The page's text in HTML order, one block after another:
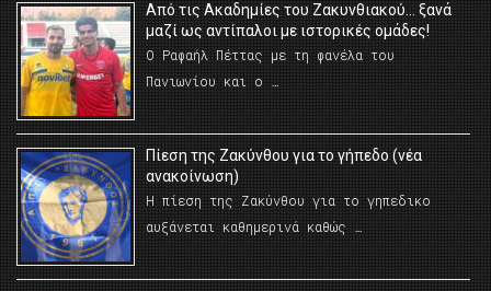
Από τις Ακαδημίες του Ζακυνθιακού… ξανά
μαζί ως αντίπαλοι με ιστορικές ομάδες!
Ο Ραφαήλ Πέττας με τη φανέλα του
Πανιωνίου και ο …
Πίεση της Ζακύνθου για το γήπεδο (νέα
ανακοίνωση)
Η πίεση της Ζακύνθου για το γηπεδικο
αυξάνεται καθημερινά καθώς …